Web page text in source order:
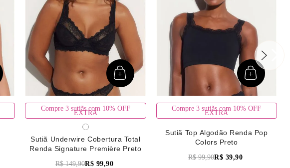
Compre 3 sutiãs com 10% OFF
EXTRA
Sutiã Underwire Cobertura Total
Renda Signature Première Preto
R$ 149,90R$ 99,90
Compre 3 sutiãs com 10% OFF
EXTRA
Sutiã Top Algodão Renda Pop
Colors Preto
R$ 99,90R$ 39,90